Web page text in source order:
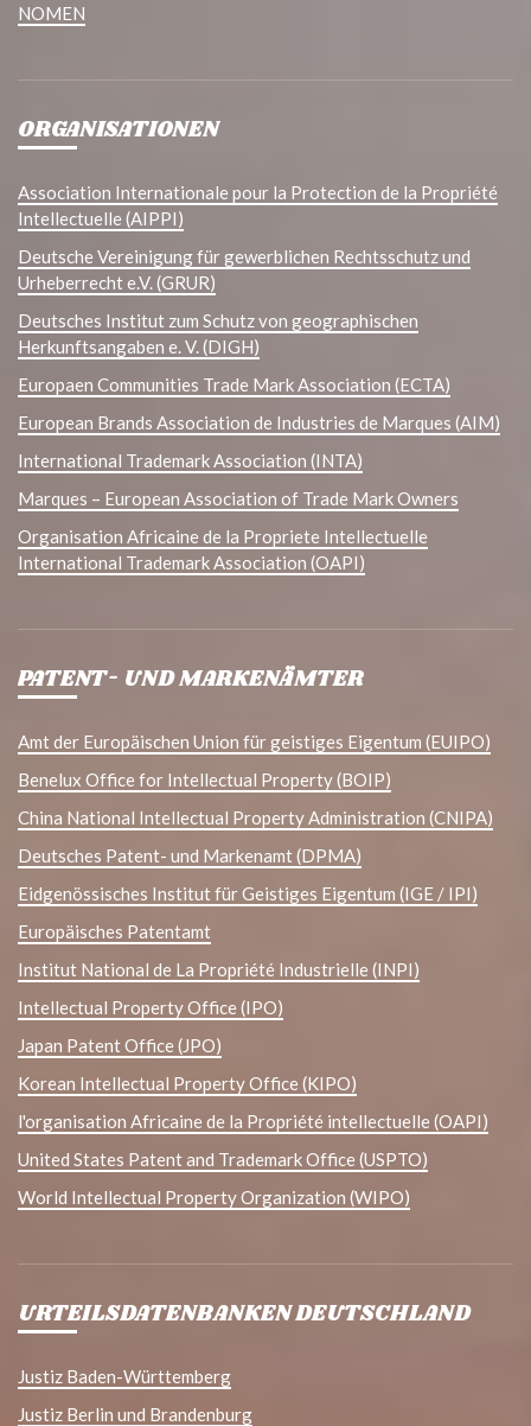
NOMEN
ORGANISATIONEN
Association Internationale pour la Protection de la Propriété
Intellectuelle (AIPPI)
Deutsche Vereinigung für gewerblichen Rechtsschutz und
Urheberrecht e.V. (GRUR)
Deutsches Institut zum Schutz von geographischen
Herkunftsangaben e. V. (DIGH)
Europaen Communities Trade Mark Association (ECTA)
European Brands Association de Industries de Marques (AIM)
International Trademark Association (INTA)
Marques – European Association of Trade Mark Owners
Organisation Africaine de la Propriete Intellectuelle
International Trademark Association (OAPI)
PATENT- UND MARKENÄMTER
Amt der Europäischen Union für geistiges Eigentum (EUIPO)
Benelux Office for Intellectual Property (BOIP)
China National Intellectual Property Administration (CNIPA)
Deutsches Patent- und Markenamt (DPMA)
Eidgenössisches Institut für Geistiges Eigentum (IGE / IPI)
Europäisches Patentamt
Institut National de La Propriété Industrielle (INPI)
Intellectual Property Office (IPO)
Japan Patent Office (JPO)
Korean Intellectual Property Office (KIPO)
l'organisation Africaine de la Propriété intellectuelle (OAPI)
United States Patent and Trademark Office (USPTO)
World Intellectual Property Organization (WIPO)
URTEILSDATENBANKEN DEUTSCHLAND
Justiz Baden-Württemberg
Justiz Berlin und Brandenburg